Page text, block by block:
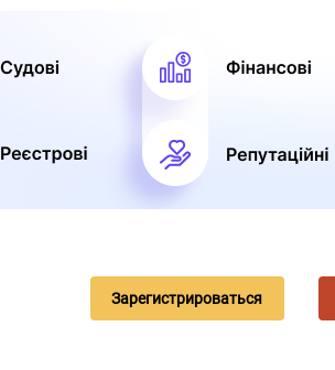
Зарегистрироваться